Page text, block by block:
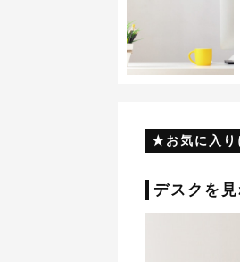
お気に入り
デスクを